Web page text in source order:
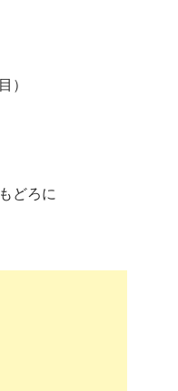
）
どろに